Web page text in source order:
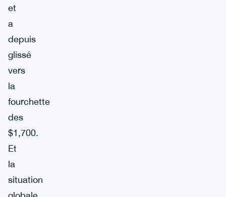
et
a
depuis
glissé
vers
la
fourchette
des
$1,700.
Et
la
situation